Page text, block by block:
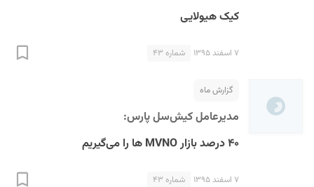
کیک هیولایی
۷ اسفند ۱۳۹۵ شماره ۴۳
گزارش ماه
مدیرعامل کیش‌سل‌ پارس:
۴۰ درصد بازار MVNO ها را می‌گیریم
۷ اسفند ۱۳۹۵ شماره ۴۳